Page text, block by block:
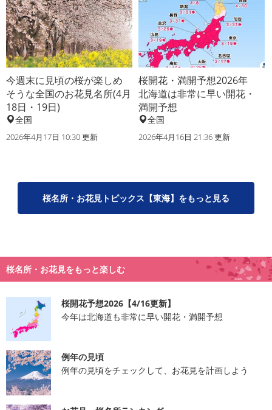
今週末に見頃の桜が楽しめ
そうな全国のお花見名所(4月
18日・19日)
全国
2026年4月17日 10:30 更新
桜開花・満開予想2026年
北海道は非常に早い開花・
満開予想
全国
2026年4月16日 21:36 更新
桜名所・お花見トピックス【東海】をもっと見る
桜名所・お花見をもっと楽しむ
桜開花予想2026【4/16更新】
今年は北海道も非常に早い開花・満開予想
例年の見頃
例年の見頃をチェックして、お花見を計画しよう